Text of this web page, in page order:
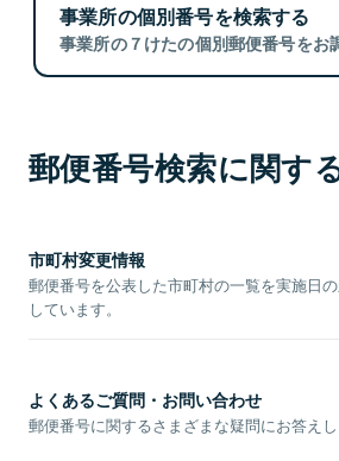
事業所の個別番号を検索する
事業所の７けたの個別郵便番号をお
郵便番号検索に関す
市町村変更情報
郵便番号を公表した市町村の一覧を実施日
しています。
よくあるご質問・お問い合わせ
郵便番号に関するさまざまな疑問にお答えし